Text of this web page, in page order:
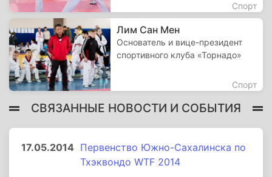
Спорт
Лим Сан Мен
Основатель и вице-президент
спортивного клуба «Торнадо»
Спорт
СВЯЗАННЫЕ НОВОСТИ И СОБЫТИЯ
17.05.2014 Первенство Южно-Сахалинска по
Тхэквондо WTF 2014